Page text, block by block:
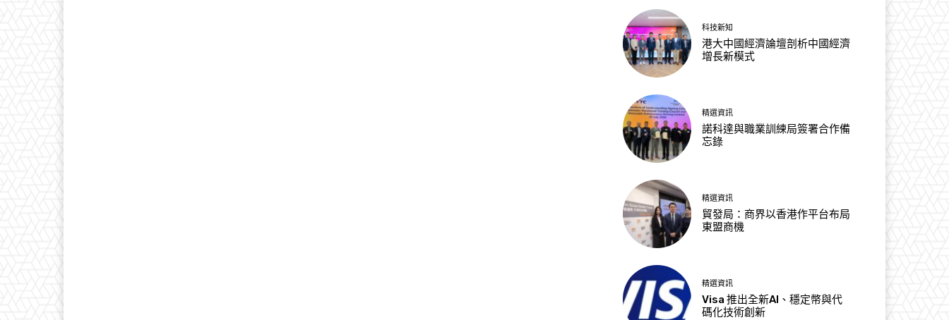
科技新知
港大中國經濟論壇剖析中國經濟
增長新模式
精選資訊
諾科達與職業訓練局簽署合作備
忘錄
精選資訊
貿發局：商界以香港作平台布局
東盟商機
精選資訊
Visa 推出全新AI、穩定幣與代
碼化技術創新